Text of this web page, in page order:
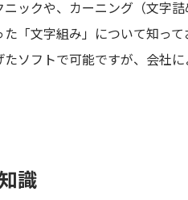
ニックや、カーニング（文字
た「文字組み」について知っ
たソフトで可能ですが、会社
識